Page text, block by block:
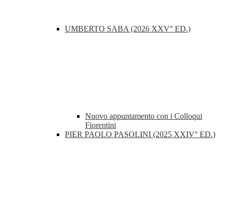
UMBERTO SABA (2026 XXV° ED.)
Nuovo appuntamento con i Colloqui
Fiorentini
PIER PAOLO PASOLINI (2025 XXIV° ED.)